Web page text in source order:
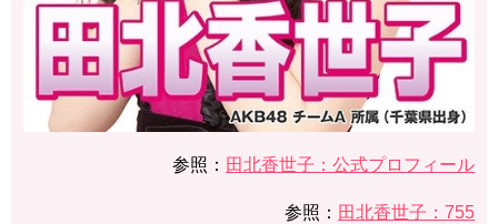
参照： 田北香世子：公式プロフィール
参照： 田北香世子：755